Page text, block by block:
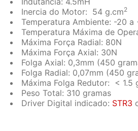
Inercia do Motor: 54 g.cm2
Temperatura Ambiente: -20 a
Temperatura Máxima de
Máxima Força Radial: 80N
Máxima Força Axial: 30N
Folga Axial: 0,3mm (450
Folga Radial: 0,07mm (450
Máxima Folga Redutor: < 1.5
Peso Total: 310 gramas
Driver Digital indicado: STR3